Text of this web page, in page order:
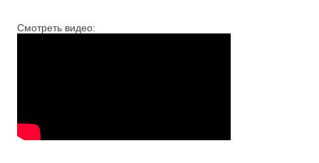
Смотреть видео: